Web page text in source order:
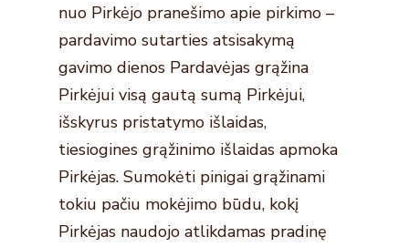
nuo Pirkėjo pranešimo apie pirkimo –
pardavimo sutarties atsisakymą
gavimo dienos Pardavėjas grąžina
Pirkėjui visą gautą sumą Pirkėjui,
išskyrus pristatymo išlaidas,
tiesiogines grąžinimo išlaidas apmoka
Pirkėjas. Sumokėti pinigai grąžinami
tokiu pačiu mokėjimo būdu, kokį
Pirkėjas naudojo atlikdamas pradinę